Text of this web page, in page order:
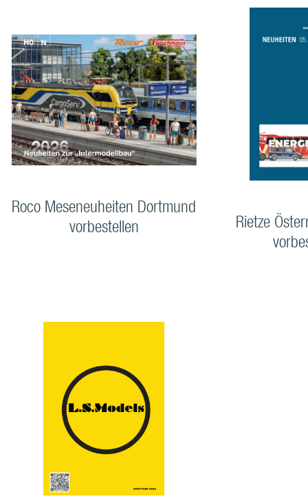
Roco Meseneuheiten Dortmund
vorbestellen
Rietze